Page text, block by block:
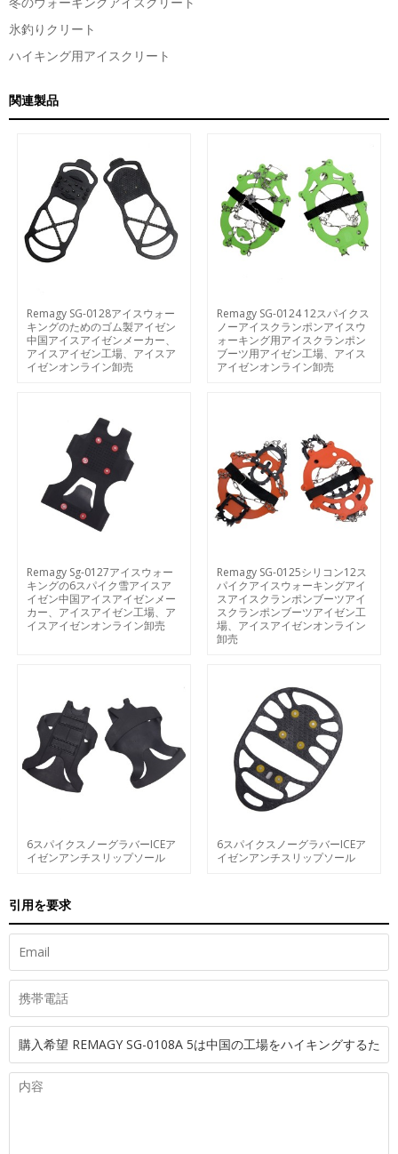
氷釣りクリート
ハイキング用アイスクリート
関連製品
Remagy SG-0128アイスウォー
キングのためのゴム製アイゼン
中国アイスアイゼンメーカー、
アイスアイゼン工場、アイスア
イゼンオンライン卸売
Remagy SG-0124 12スパイクス
ノーアイスクランポンアイスウ
ォーキング用アイスクランポン
ブーツ用アイゼン工場、アイス
アイゼンオンライン卸売
Remagy Sg-0127アイスウォー
キングの6スパイク雪アイスア
イゼン中国アイスアイゼンメー
カー、アイスアイゼン工場、ア
イスアイゼンオンライン卸売
Remagy SG-0125シリコン12ス
パイクアイスウォーキングアイ
スアイスクランポンブーツアイ
スクランポンブーツアイゼン工
場、アイスアイゼンオンライン
卸売
6スパイクスノーグラバーICEア
イゼンアンチスリップソール
6スパイクスノーグラバーICEア
イゼンアンチスリップソール
引用を要求